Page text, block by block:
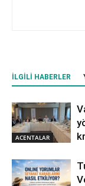
İLGILI HABERLER
ACENTALAR